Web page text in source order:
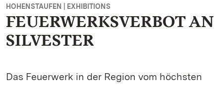
HOHENSTAUFEN | EXHIBITIONS
FEUERWERKSVERBOT AN
SILVESTER
Das Feuerwerk in der Region vom höchsten